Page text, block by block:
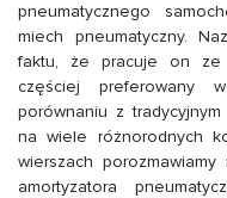
pneumatycznego
miech pneumatyczny.
faktu, że pracuje on ze
częściej preferowany
porównaniu z
na wiele różnorodnych
wierszach
amortyzatora